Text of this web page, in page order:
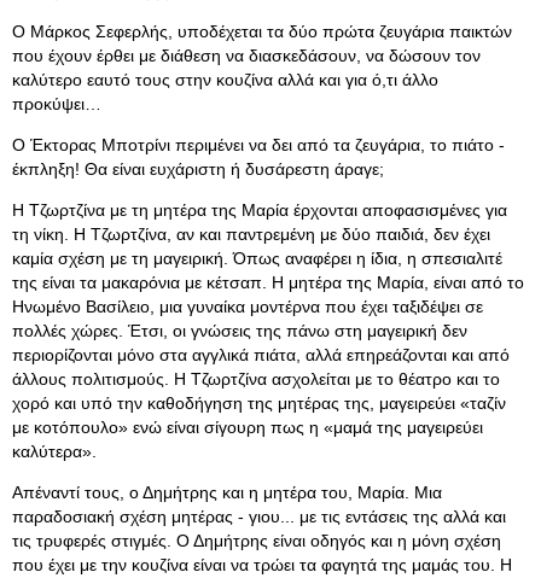
Ο Μάρκος Σεφερλής, υποδέχεται τα δύο πρώτα ζευγάρια παικτών
που έχουν έρθει με διάθεση να διασκεδάσουν, να δώσουν τον
καλύτερο εαυτό τους στην κουζίνα αλλά και για ό,τι άλλο
προκύψει…
Ο Έκτορας Μποτρίνι περιμένει να δει από τα ζευγάρια, το πιάτο -
έκπληξη! Θα είναι ευχάριστη ή δυσάρεστη άραγε;
Η Τζωρτζίνα με τη μητέρα της Μαρία έρχονται αποφασισμένες για
τη νίκη. Η Τζωρτζίνα, αν και παντρεμένη με δύο παιδιά, δεν έχει
καμία σχέση με τη μαγειρική. Όπως αναφέρει η ίδια, η σπεσιαλιτέ
της είναι τα μακαρόνια με κέτσαπ. Η μητέρα της Μαρία, είναι από το
Ηνωμένο Βασίλειο, μια γυναίκα μοντέρνα που έχει ταξιδέψει σε
πολλές χώρες. Έτσι, οι γνώσεις της πάνω στη μαγειρική δεν
περιορίζονται μόνο στα αγγλικά πιάτα, αλλά επηρεάζονται και από
άλλους πολιτισμούς. Η Τζωρτζίνα ασχολείται με το θέατρο και το
χορό και υπό την καθοδήγηση της μητέρας της, μαγειρεύει «ταζίν
με κοτόπουλο» ενώ είναι σίγουρη πως η «μαμά της μαγειρεύει
καλύτερα».
Απέναντί τους, ο Δημήτρης και η μητέρα του, Μαρία. Μια
παραδοσιακή σχέση μητέρας - γιου... με τις εντάσεις της αλλά και
τις τρυφερές στιγμές. Ο Δημήτρης είναι οδηγός και η μόνη σχέση
που έχει με την κουζίνα είναι να τρώει τα φαγητά της μαμάς του. Η